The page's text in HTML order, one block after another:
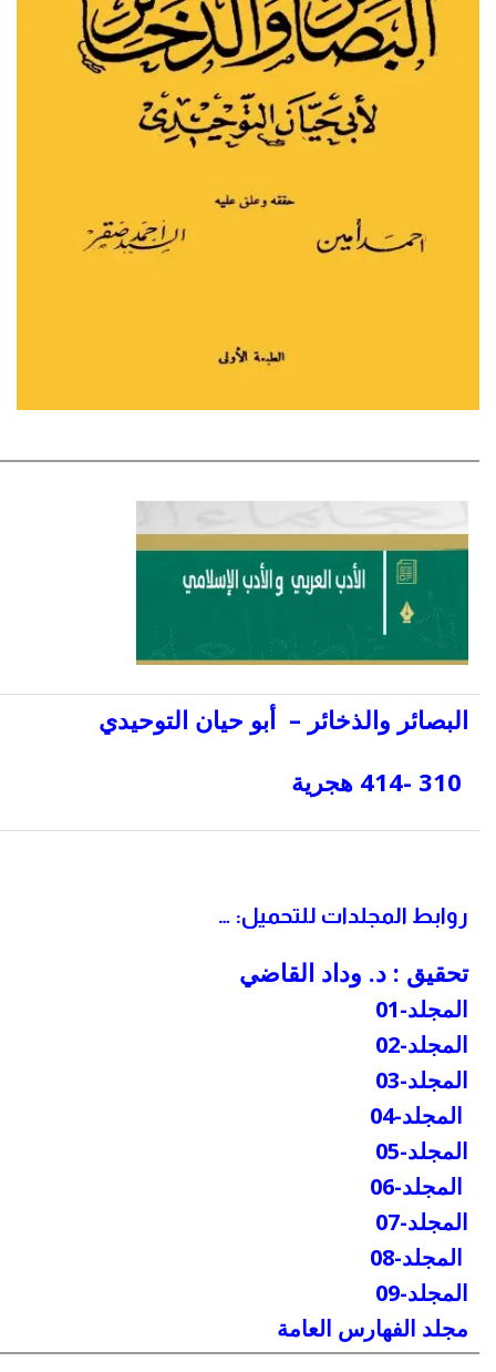
البصائر والذخائر – أبو حيان التوحيدي
روابط المجلدات للتحميل: …
تحقيق : د. وداد القاضي
المجلد-01
المجلد-02
المجلد-03
المجلد-04
المجلد-05
المجلد-06
المجلد-07
المجلد-08
المجلد-09
مجلد الفهارس العامة